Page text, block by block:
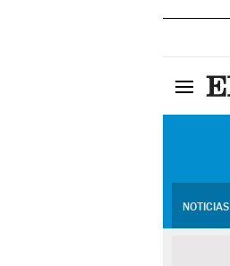
NOTICIAS